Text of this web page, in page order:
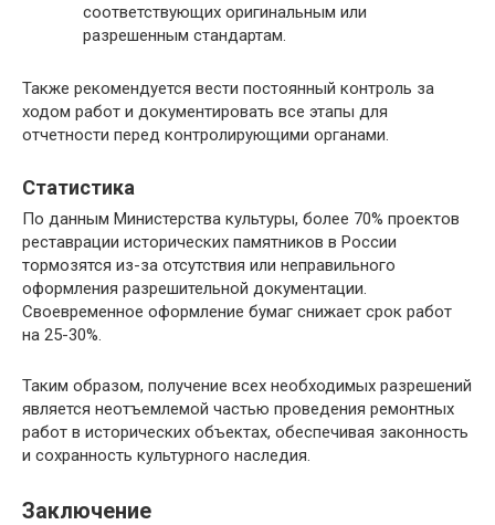
соответствующих оригинальным или
разрешенным стандартам.
Также рекомендуется вести постоянный контроль за
ходом работ и документировать все этапы для
отчетности перед контролирующими органами.
Статистика
По данным Министерства культуры, более 70% проектов
реставрации исторических памятников в России
тормозятся из-за отсутствия или неправильного
оформления разрешительной документации.
Своевременное оформление бумаг снижает срок работ
на 25-30%.
Таким образом, получение всех необходимых разрешений
является неотъемлемой частью проведения ремонтных
работ в исторических объектах, обеспечивая законность
и сохранность культурного наследия.
Заключение